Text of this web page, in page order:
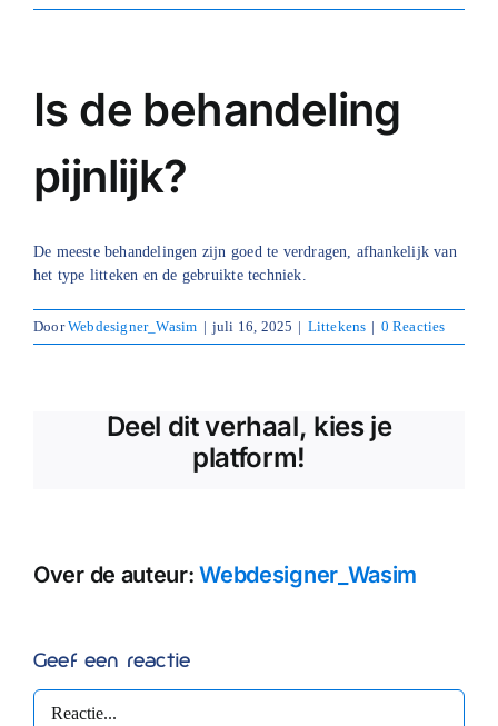
Blog
Mijn account
Afspraak maken
Is de behandeling
pijnlijk?
De meeste behandelingen zijn goed te verdragen, afhankelijk van
het type litteken en de gebruikte techniek.
DoorWebdesigner_Wasim | juli 16, 2025 | Littekens | 0 Reacties
Deel dit verhaal, kies je
platform!
Over de auteur:Webdesigner_Wasim
Geef een reactie
Reactie